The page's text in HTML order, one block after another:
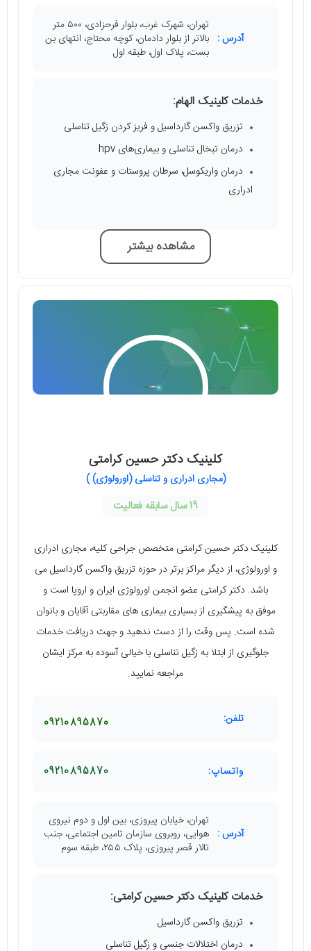
آدرس :
تهران، شهرک غرب، بلوار فرحزادی، ۵۰۰ متر
بالاتر از بلوار دادمان، کوچه محتاج، انتهای بن‌
بست، پلاک اول، طبقه اول
خدمات کلینیک الهام:
تزریق واکسن گارداسیل و فریز کردن زگیل تناسلی
درمان تبخال تناسلی و بیماری‌های hpv
درمان واریکوسل، سرطان پروستات و عفونت مجاری
ادراری
مشاهده بیشتر
کلینیک دکتر حسین کرامتی
(مجاری ادراری و تناسلی (اورولوژی) )
19 سال سابقه فعالیت
کلینیک دکتر حسین کرامتی متخصص جراحی کلیه، مجاری ادراری
و اورولوژی، از دیگر مراکز برتر در حوزه تزریق واکسن گارداسیل می
‌باشد. دکتر کرامتی عضو انجمن اورولوژی ایران و اروپا است و
موفق به پیشگیری از بسیاری بیماری ‌های مقاربتی آقایان و بانوان
شده است. پس وقت را از دست ندهید و جهت دریافت خدمات
جلوگیری از ابتلا به زگیل تناسلی با خیالی آسوده به مرکز ایشان
مراجعه نمایید.
تلفن: 09210895870
واتساپ: 09210895870
آدرس :
تهران، خیابان پیروزی، بین اول و دوم نیروی
هوایی، روبروی سازمان تامین اجتماعی، جنب
تالار قصر پیروزی، پلاک ۲۵۵، طبقه سوم
خدمات کلینیک دکتر حسین کرامتی:
تزریق واکسن گارداسیل
درمان اختلالات جنسی و زگیل تناسلی